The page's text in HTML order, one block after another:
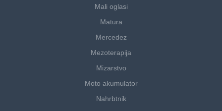
Mali oglasi
Matura
Mercedez
Mezoterapija
Mizarstvo
Moto akumulator
Nahrbtnik